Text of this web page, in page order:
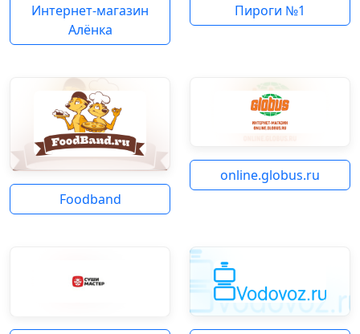
Интернет-магазин
Алёнка
Пироги №1
Foodband
online.globus.ru